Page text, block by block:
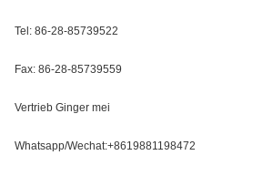
Tel: 86-28-85739522
Fax: 86-28-85739559
Vertrieb Ginger mei
Whatsapp/Wechat:+8619881198472